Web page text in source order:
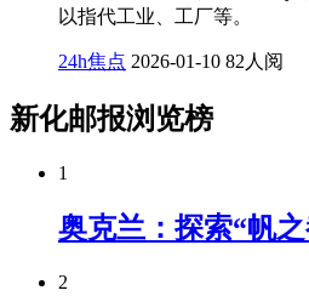
以指代工业、工厂等。
24h焦点 2026-01-10 82人阅
新化邮报浏览榜
1
奥克兰：探索“帆
2